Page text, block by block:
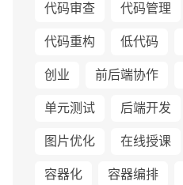
代码审查
代码管理
代码重构
低代码
创业
前后端协作
单元测试
后端开发
图片优化
在线授课
容器化
容器编排